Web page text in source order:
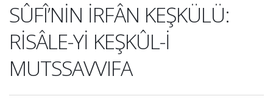
SÛFÎ’NİN İRFÂN KEŞKÜLÜ:
RİSÂLE-Yİ KEŞKÛL-İ
MUTSSAVVIFA